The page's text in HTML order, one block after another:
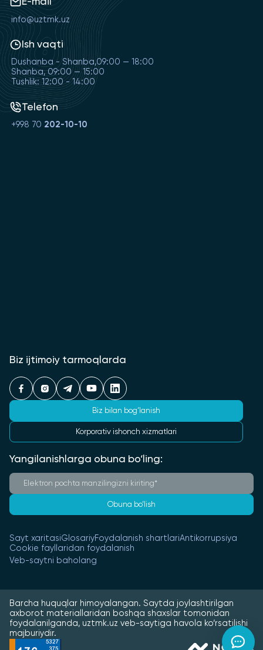
info@uztmk.uz
Ish vaqti
Dushanba - Shanba,09:00 — 18:00
Shanba, 09:00 — 15:00
Tushlik: 12:00 - 14:00
Telefon
+998 70 202-10-10
Biz ijtimoiy tarmoqlarda
Biz bilan bog‘lanish
Korporativ ishonch xizmatlari
Yangilanishlarga obuna bo‘ling:
Obuna bo‘lish
Sayt xaritasiGlosariyFoydalanish shartlariAntikorrupsiya
Cookie fayllaridan foydalanish
Veb-saytni baholang
Barcha huquqlar himoyalangan. Saytda joylashtirilgan
axborot materiallaridan boshqa shaxslar tomonidan
foydalanilganda, uztmk.uz veb-saytiga havola ko‘rsatilishi
majburiydir.